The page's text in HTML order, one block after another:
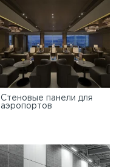
Стеновые панели для
аэропортов